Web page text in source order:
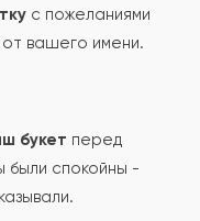
с пожеланиями
вашего имени.
букет перед
были спокойны -